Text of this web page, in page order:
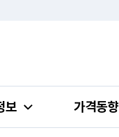
보 가격동향